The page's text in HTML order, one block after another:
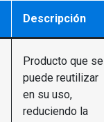
Descripción
Producto que se
puede reutilizar
en su uso,
reduciendo la